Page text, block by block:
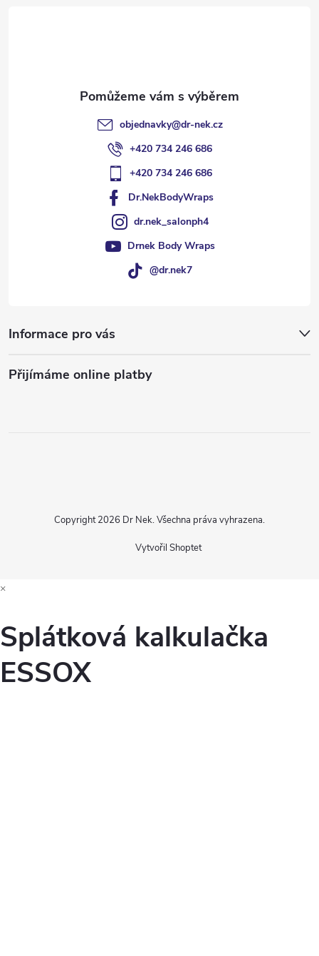
objednavky@dr-nek.cz
+420 734 246 686
+420 734 246 686
Dr.NekBodyWraps
dr.nek_salonph4
Drnek Body Wraps
@dr.nek7
Informace pro vás
Přijímáme online platby
Vytvořil Shoptet
Copyright 2026 Dr Nek. Všechna práva vyhrazena.
×
Splátková kalkulačka
ESSOX